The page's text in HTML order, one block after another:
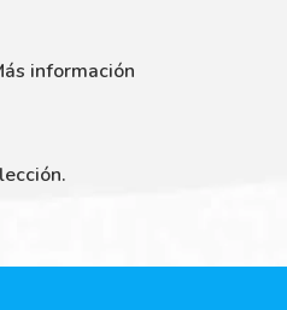
información